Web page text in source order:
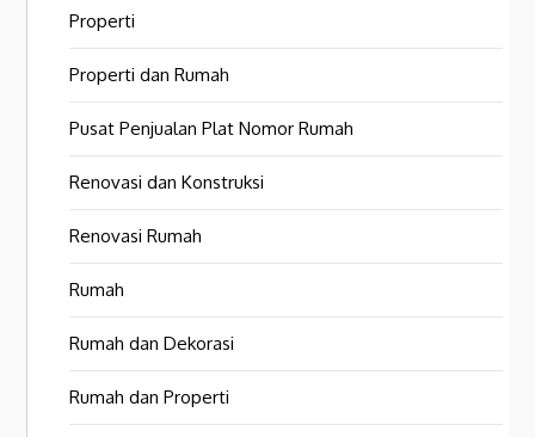
Properti
Properti dan Rumah
Pusat Penjualan Plat Nomor Rumah
Renovasi dan Konstruksi
Renovasi Rumah
Rumah
Rumah dan Dekorasi
Rumah dan Properti